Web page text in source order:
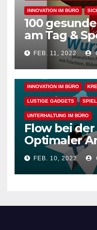
INNOVATION IM BÜRO
100
am Tag &
Arbeitsalltag
gesunden
FEB. 11, 2022
ALLGEMEIN
BÜRO GADGETS FÜR
EFFIZIENZ &
INNOVATION IM BÜRO
LUSTIGE GADGETS
UNTERHALTUNG IM BÜRO
Flow bei
Optimaler
wache
FEB. 10, 2022